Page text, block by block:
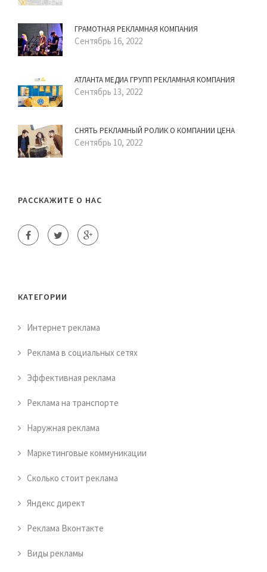
ГРАМОТНАЯ РЕКЛАМНАЯ КОМПАНИЯ
Сентябрь 16, 2022
АТЛАНТА МЕДИА ГРУПП РЕКЛАМНАЯ КОМПАНИЯ
Сентябрь 13, 2022
СНЯТЬ РЕКЛАМНЫЙ РОЛИК О КОМПАНИИ ЦЕНА
Сентябрь 10, 2022
РАССКАЖИТЕ О НАС
КАТЕГОРИИ
Интернет реклама
Реклама в социальных сетях
Эффективная реклама
Реклама на транспорте
Наружная реклама
Маркетинговые коммуникации
Сколько стоит реклама
Яндекс директ
Реклама Вконтакте
Виды рекламы